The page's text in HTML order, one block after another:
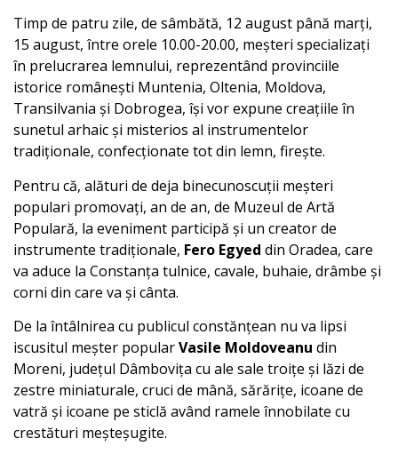
Timp de patru zile, de sâmbătă, 12 august până marți,
15 august, între orele 10.00-20.00, meșteri specializați
în prelucrarea lemnului, reprezentând provinciile
istorice românești Muntenia, Oltenia, Moldova,
Transilvania și Dobrogea, își vor expune creațiile în
sunetul arhaic și misterios al instrumentelor
tradiționale, confecționate tot din lemn, firește.
Pentru că, alături de deja binecunoscuții meșteri
populari promovați, an de an, de Muzeul de Artă
Populară, la eveniment participă și un creator de
instrumente tradiționale, Fero Egyed din Oradea, care
va aduce la Constanța tulnice, cavale, buhaie, drâmbe și
corni din care va și cânta.
De la întâlnirea cu publicul constănțean nu va lipsi
iscusitul meșter popularVasile Moldoveanu din
Moreni, județul Dâmbovița cu ale sale troițe și lăzi de
zestre miniaturale, cruci de mână, sărărițe, icoane de
vatră și icoane pe sticlă având ramele înnobilate cu
crestături meșteșugite.